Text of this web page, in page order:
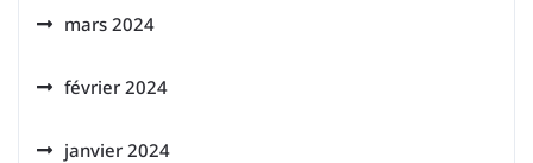
mars 2024
février 2024
janvier 2024